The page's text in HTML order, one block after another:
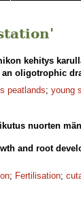
kehitys
oligotrophic
peatlands; young
nuorten
and root
; Fertilisation;